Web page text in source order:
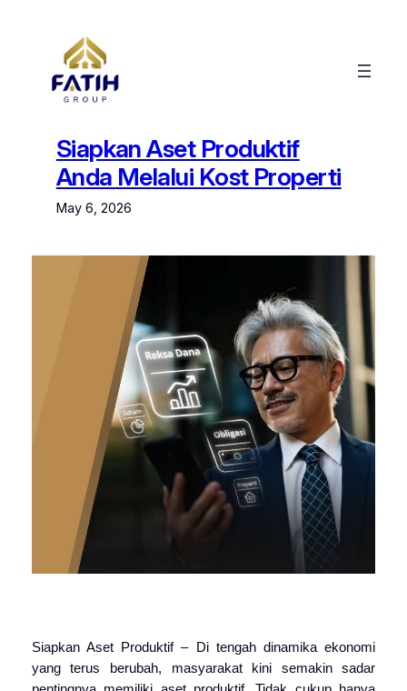
Siapkan Aset Produktif
Anda Melalui Kost Properti
May 6, 2026
Siapkan Aset Produktif – Di tengah dinamika ekonomi
yang terus berubah, masyarakat kini semakin sadar